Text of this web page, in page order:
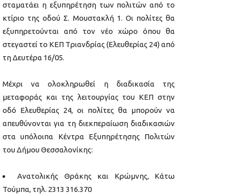
σταματάει η εξυπηρέτηση των πολιτών από το
κτίριο της οδού Σ. Μουστακλή 1. Οι πολίτες θα
εξυπηρετούνται από τον νέο χώρο όπου θα
στεγαστεί το ΚΕΠ Τριανδρίας (Ελευθερίας 24) από
τη Δευτέρα 16/05.
Μέχρι να ολοκληρωθεί η διαδικασία της
μεταφοράς και της λειτουργίας του ΚΕΠ στην
οδό Ελευθερίας 24, οι πολίτες θα μπορούν να
απευθύνονται για τη διεκπεραίωση διαδικασιών
στα υπόλοιπα Κέντρα Εξυπηρέτησης Πολιτών
του Δήμου Θεσσαλονίκης:
Ανατολικής Θράκης και Κρώμνης, Κάτω
Τούμπα, τηλ. 2313 316.370